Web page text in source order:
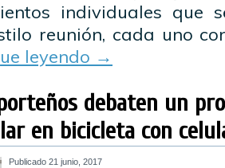
individuales que
reunión, cada uno
leyendo →
debaten un
en bicicleta con
Publicado 21 junio, 2017